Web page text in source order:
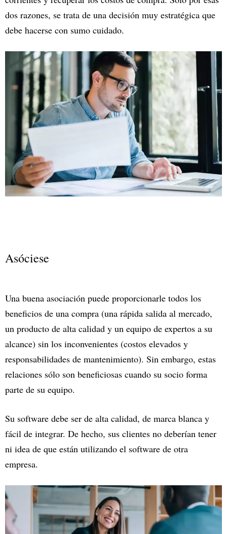
dos razones, se trata de una decisión muy estratégica que
debe hacerse con sumo cuidado.
Asóciese
Una buena asociación puede proporcionarle todos los
beneficios de una compra (una rápida salida al mercado,
un producto de alta calidad y un equipo de expertos a su
alcance) sin los inconvenientes (costos elevados y
responsabilidades de mantenimiento). Sin embargo, estas
relaciones sólo son beneficiosas cuando su socio forma
parte de su equipo.
Su software debe ser de alta calidad, de marca blanca y
fácil de integrar. De hecho, sus clientes no deberían tener
ni idea de que están utilizando el software de otra
empresa.